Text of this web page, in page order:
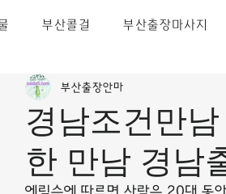
부산콜걸 부산출장마사지
경남조건만
한 만남 경남
부산출장안마